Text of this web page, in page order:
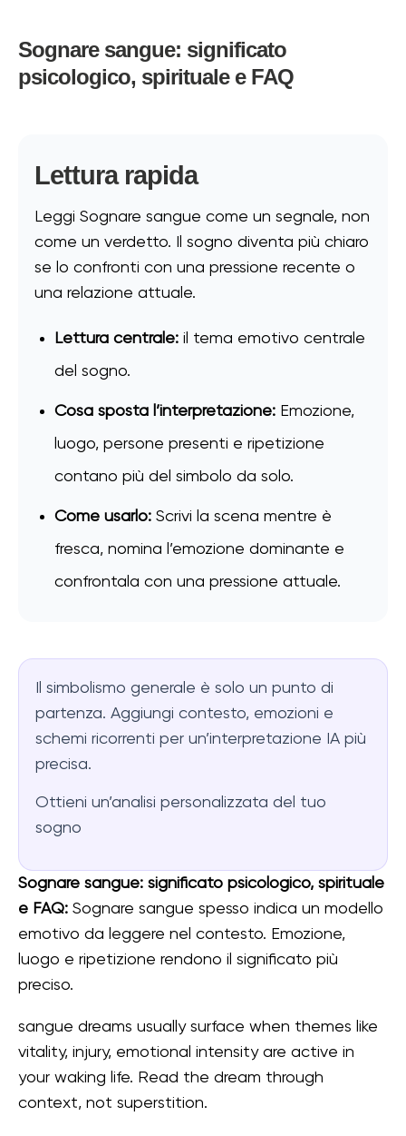
Sognare sangue: significato
psicologico, spirituale e FAQ
Lettura rapida
Leggi Sognare sangue come un segnale, non
come un verdetto. Il sogno diventa più chiaro
se lo confronti con una pressione recente o
una relazione attuale.
Lettura centrale: il tema emotivo centrale
del sogno.
Cosa sposta l’interpretazione: Emozione,
luogo, persone presenti e ripetizione
contano più del simbolo da solo.
Come usarlo: Scrivi la scena mentre è
fresca, nomina l’emozione dominante e
confrontala con una pressione attuale.
Il simbolismo generale è solo un punto di
partenza. Aggiungi contesto, emozioni e
schemi ricorrenti per un’interpretazione IA più
precisa.
Ottieni un’analisi personalizzata del tuo
sogno
Sognare sangue: significato psicologico, spirituale
e FAQ: Sognare sangue spesso indica un modello
emotivo da leggere nel contesto. Emozione,
luogo e ripetizione rendono il significato più
preciso.
sangue dreams usually surface when themes like
vitality, injury, emotional intensity are active in
your waking life. Read the dream through
context, not superstition.